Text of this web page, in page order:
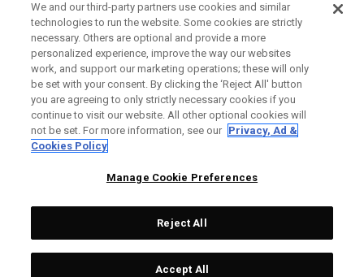
A PROPOS
MENTIONS LÉGALES
Topgolf Callaway Brands.
We and our third-party partners use cookies and similar
technologies to run the website. Some cookies are strictly
necessary. Others are optional and provide a more
personalized experience, improve the way our websites
work, and support our marketing operations; these will only
be set with your consent. By clicking the ‘Reject All' button
you are agreeing to only strictly necessary cookies if you
continue to visit our website. All other optional cookies will
not be set. For more information, see our Privacy, Ad &
Cookies Policy
Manage Cookie Preferences
Reject All
Accept All